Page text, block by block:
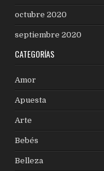
octubre 2020
septiembre 2020
CATEGORÍAS
Amor
Apuesta
Arte
Bebés
Belleza